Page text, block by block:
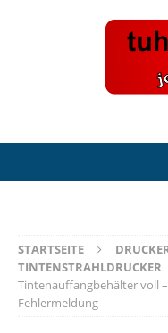
STARTSEITE
TINTENSTRAHLDRUCKER
Tintenauffangbehälter voll
Fehlermeldung